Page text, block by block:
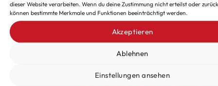
dieser Website verarbeiten. Wenn du deine Zustimmung nicht erteilst oder
können bestimmte Merkmale und Funktionen beeinträchtigt werden.
Akzeptieren
Ablehnen
Einstellungen ansehen
Verpasse keine exklusiven